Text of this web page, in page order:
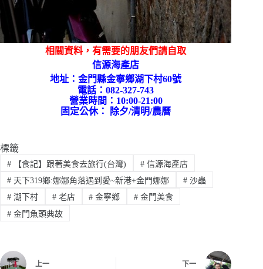
相關資料，有需要的朋友們請自取
信源海產店
地址：金門縣金寧鄉湖下村60號
電話：082-327-743
營業時間：10:00-21:00
固定公休： 除夕/清明/農曆
標籤
#【食記】跟著美食去旅行(台灣) #信源海產店
#天下319鄉:娜娜角落遇到愛~新港+金門娜娜 #沙蟲
#湖下村 #老店 # 金寧鄉 # 金門美食
#金門魚頭典故
上一 下一